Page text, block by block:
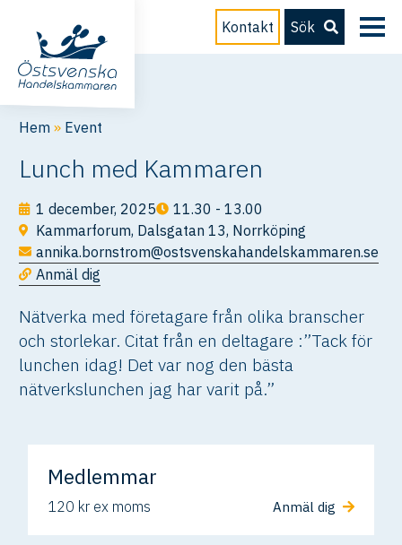
Kontakt Sök
Hem » Event
Lunch med Kammaren
1 december, 2025
11.30 - 13.00
Kammarforum, Dalsgatan 13, Norrköping
annika.bornstrom@ostsvenskahandelskammaren.se
Anmäl dig
Nätverka med företagare från olika branscher
och storlekar. Citat från en deltagare :”Tack för
lunchen idag! Det var nog den bästa
nätverkslunchen jag har varit på.”
Medlemmar
120 kr ex moms Anmäl dig